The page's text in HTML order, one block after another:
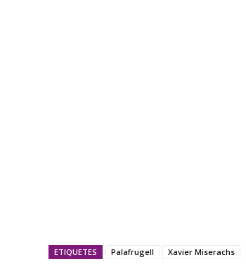
ETIQUETES Palafrugell Xavier Miserachs